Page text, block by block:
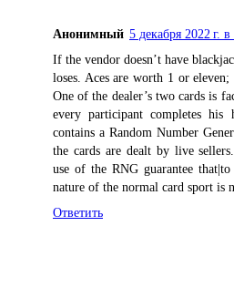
Анонимный 5 декабря 2022 г.
If the vendor doesn’t have
loses. Aces are worth 1 or
One of the dealer’s two cards is
every participant completes his
contains a Random Number
the cards are dealt by live
use of the RNG guarantee
nature of the normal card sport is
Ответить